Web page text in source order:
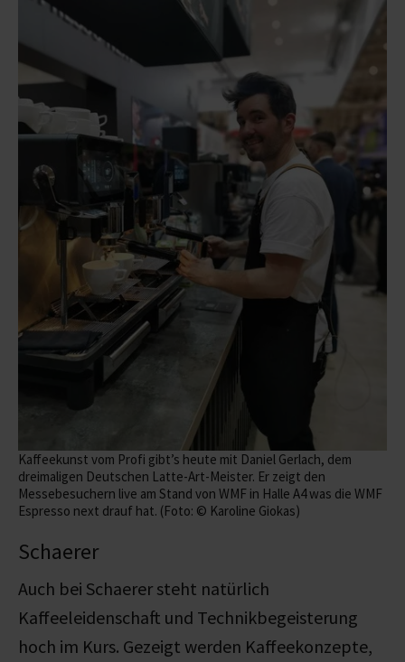
Kaffeekunst vom Profi gibt’s heute mit Daniel Gerlach, dem
dreimaligen Deutschen Latte-Art-Meister. Er zeigt den
Messebesuchern live am Stand von WMF in Halle A4 was die WMF
Espresso next drauf hat. (Foto: © Karoline Giokas)
Schaerer
Auch bei Schaerer steht natürlich
Kaffeeleidenschaft und Technikbegeisterung
hoch im Kurs. Gezeigt werden Kaffeekonzepte,